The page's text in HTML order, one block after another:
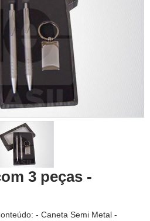
3 peças -
- Caneta Semi Metal -